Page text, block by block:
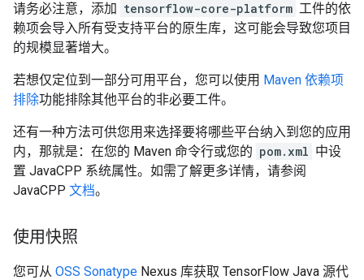
请务必注意，添加 tensorflow-core-platform 工件的依
赖项会导入所有受支持平台的原生库，这可能会导致您项目
的规模显著增大。
若想仅定位到一部分可用平台，您可以使用 Maven 依赖项
排除功能排除其他平台的非必要工件。
还有一种方法可供您用来选择要将哪些平台纳入到您的应用
内，那就是：在您的 Maven 命令行或您的 pom.xml 中设
置 JavaCPP 系统属性。如需了解更多详情，请参阅
JavaCPP 文档。
使用快照
您可从 OSS Sonatype Nexus 库获取 TensorFlow Java 源代